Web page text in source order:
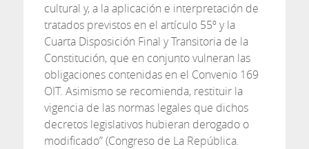
cultural y, a la aplicación e interpretación de
tratados previstos en el artículo 55º y la
Cuarta Disposición Final y Transitoria de la
Constitución, que en conjunto vulneran las
obligaciones contenidas en el Convenio 169
OIT. Asimismo se recomienda, restituir la
vigencia de las normas legales que dichos
decretos legislativos hubieran derogado o
modificado” (Congreso de La República.